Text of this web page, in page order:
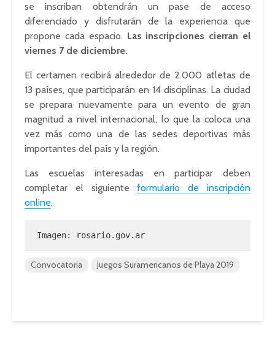
se inscriban obtendrán un pase de acceso
diferenciado y disfrutarán de la experiencia que
propone cada espacio. Las inscripciones cierran el
viernes 7 de diciembre.
El certamen recibirá alrededor de 2.000 atletas de
13 países, que participarán en 14 disciplinas. La ciudad
se prepara nuevamente para un evento de gran
magnitud a nivel internacional, lo que la coloca una
vez más como una de las sedes deportivas más
importantes del país y la región.
Las escuelas interesadas en participar deben
completar el siguienteformulario de inscripción
online.
Imagen: rosario.gov.ar
Convocatoria Juegos Suramericanos de Playa 2019